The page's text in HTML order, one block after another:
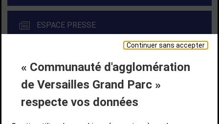
Continuer sans accepter
« Communauté d'agglomération
de Versailles Grand Parc »
respecte vos données
ESPACE PRESSE
Liens bas de page
CONTACT MENTIONS LÉGALES
PLAN DE SITE
ACCESSIBILITÉ NUMÉRIQUE
GESTION DES COOKIES
Suivez-nous